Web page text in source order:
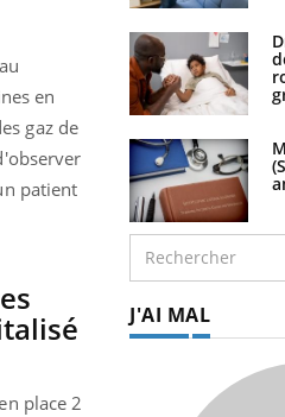
en
gaz de
patient
place 2
J'AI MAL